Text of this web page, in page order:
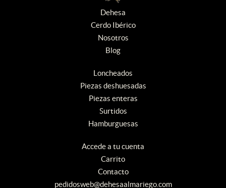
Dehesa
Cerdo Ibérico
Nosotros
Blog
Loncheados
Piezas deshuesadas
Piezas enteras
Surtidos
Hamburguesas
Accede a tu cuenta
Carrito
Contacto
pedidosweb@dehesaalmariego.com